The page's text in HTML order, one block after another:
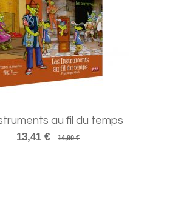
au fil du temps
13,41 €
14,90 €